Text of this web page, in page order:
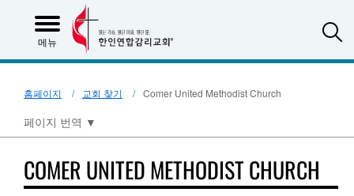
메뉴
홈페이지 교회 찾기 Comer United Methodist Church
페이지 번역 ▼
COMER UNITED METHODIST CHURCH